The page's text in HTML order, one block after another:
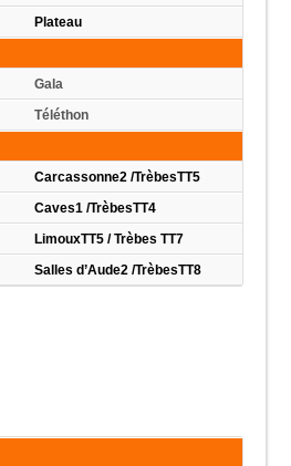
Plateau
Gala
Téléthon
Carcassonne2 /TrèbesTT5
Caves1 /TrèbesTT4
LimouxTT5 / Trèbes TT7
Salles d’Aude2 /TrèbesTT8